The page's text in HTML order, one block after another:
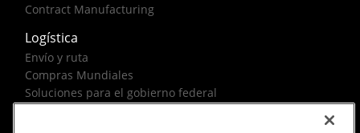
Contract Manufacturing
Logística
Envío y ruta
Compras Mundiales
Soluciones para el gobierno federal